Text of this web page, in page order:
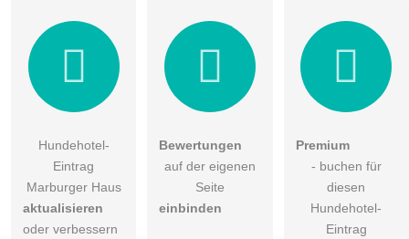
Hundehotel-
Eintrag
Marburger Haus
aktualisieren
oder verbessern
Bewertungen
auf der eigenen
Seite
einbinden
Premium
- buchen für
diesen
Hundehotel-
Eintrag